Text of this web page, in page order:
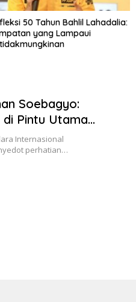
50 Tahun Bahlil Lahadalia:
yang Lampaui
Soebagyo:
Pintu Utama
Internasional
perhatian…